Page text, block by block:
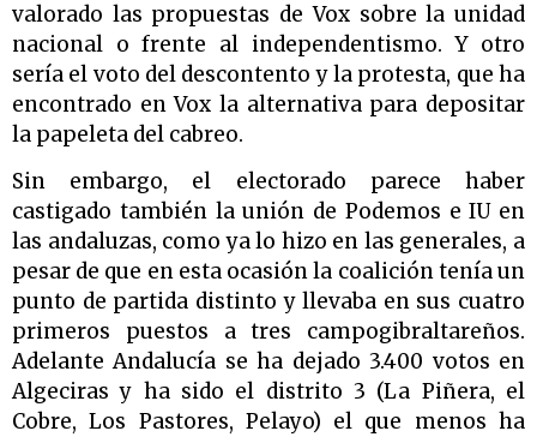
valorado las propuestas de Vox sobre la unidad
nacional o frente al independentismo. Y otro
sería el voto del descontento y la protesta, que ha
encontrado en Vox la alternativa para depositar
la papeleta del cabreo.
Sin embargo, el electorado parece haber
castigado también la unión de Podemos e IU en
las andaluzas, como ya lo hizo en las generales, a
pesar de que en esta ocasión la coalición tenía un
punto de partida distinto y llevaba en sus cuatro
primeros puestos a tres campogibraltareños.
Adelante Andalucía se ha dejado 3.400 votos en
Algeciras y ha sido el distrito 3 (La Piñera, el
Cobre, Los Pastores, Pelayo) el que menos ha